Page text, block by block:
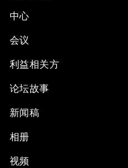
中心
会议
利益相关方
论坛故事
新闻稿
相册
视频